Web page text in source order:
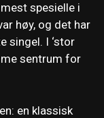
spesielle i
høy, og det har
singel. I ‘stor
sentrum for
en klassisk